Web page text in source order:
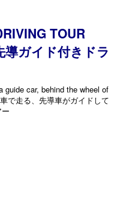
TOUR
ガイド付きドラ
guide car, behind the wheel of
で走る、先導車がガイドして